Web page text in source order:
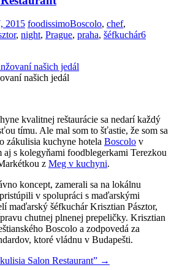
2015 foodissimoBoscolo, chef,
, night, Prague, praha, šéfkuchár6
našich jedál
kvalitnej reštaurácie sa nedarí každý
tímu. Ale mal som to šťastie, že som sa
zákulisia kuchyne hotela Boscolo v
aj s kolegyňami foodblegerkami Terezkou
z Meg v kuchyni.
koncept, zamerali sa na lokálnu
v spolupráci s maďarskými
maďarský šéfkuchár Krisztian Pásztor,
chutnej plnenej prepeličky. Krisztian
Boscolo a zodpovedá za
ktoré vládnu v Budapešti.
Salon Restaurant” →